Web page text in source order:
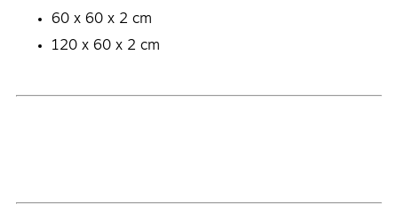
60 x 60 x 2 cm
120 x 60 x 2 cm